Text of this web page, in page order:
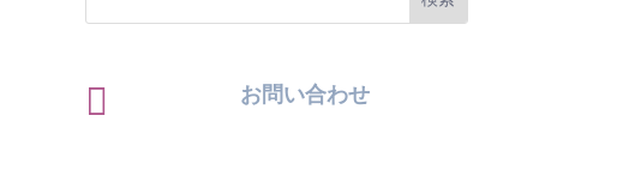
 お問い合わせ